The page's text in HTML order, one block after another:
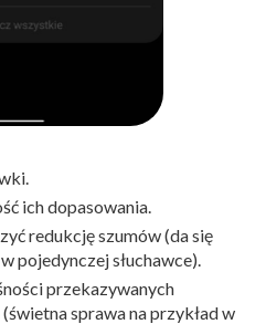
ich dopasowania.
redukcję szumów (da się
pojedynczej słuchawce).
przekazywanych
sprawa na przykład w